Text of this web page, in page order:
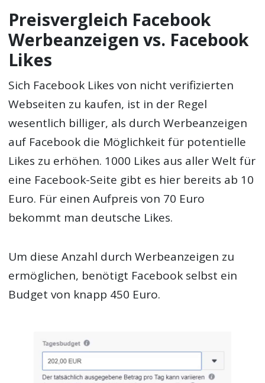
Preisvergleich Facebook
Werbeanzeigen vs. Facebook
Likes
Sich Facebook Likes von nicht verifizierten
Webseiten zu kaufen, ist in der Regel
wesentlich billiger, als durch Werbeanzeigen
auf Facebook die Möglichkeit für potentielle
Likes zu erhöhen. 1000 Likes aus aller Welt für
eine Facebook-Seite gibt es hier bereits ab 10
Euro. Für einen Aufpreis von 70 Euro
bekommt man deutsche Likes.
Um diese Anzahl durch Werbeanzeigen zu
ermöglichen, benötigt Facebook selbst ein
Budget von knapp 450 Euro.